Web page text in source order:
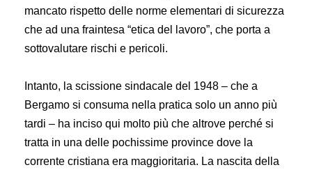
mancato rispetto delle norme elementari di sicurezza
che ad una fraintesa “etica del lavoro”, che porta a
sottovalutare rischi e pericoli.
Intanto, la scissione sindacale del 1948 – che a
Bergamo si consuma nella pratica solo un anno più
tardi – ha inciso qui molto più che altrove perché si
tratta in una delle pochissime province dove la
corrente cristiana era maggioritaria. La nascita della